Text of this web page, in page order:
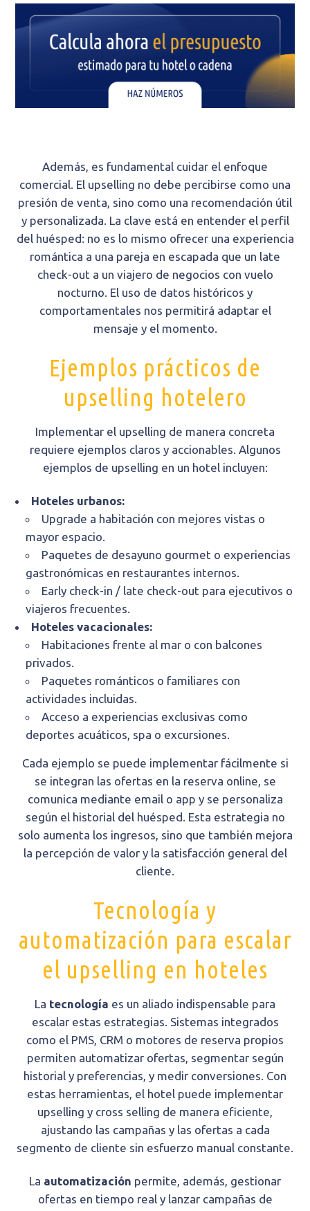
Además, es fundamental cuidar el enfoque
comercial. El upselling no debe percibirse como una
presión de venta, sino como una recomendación útil
y personalizada. La clave está en entender el perfil
del huésped: no es lo mismo ofrecer una experiencia
romántica a una pareja en escapada que un late
check-out a un viajero de negocios con vuelo
nocturno. El uso de datos históricos y
comportamentales nos permitirá adaptar el
mensaje y el momento.
Ejemplos prácticos de
upselling hotelero
Implementar el upselling de manera concreta
requiere ejemplos claros y accionables. Algunos
ejemplos de upselling en un hotel incluyen:
Hoteles urbanos:
Upgrade a habitación con mejores vistas o
mayor espacio.
Paquetes de desayuno gourmet o experiencias
gastronómicas en restaurantes internos.
Early check-in / late check-out para ejecutivos o
viajeros frecuentes.
Hoteles vacacionales:
Habitaciones frente al mar o con balcones
privados.
Paquetes románticos o familiares con
actividades incluidas.
Acceso a experiencias exclusivas como
deportes acuáticos, spa o excursiones.
Cada ejemplo se puede implementar fácilmente si
se integran las ofertas en la reserva online, se
comunica mediante email o app y se personaliza
según el historial del huésped. Esta estrategia no
solo aumenta los ingresos, sino que también mejora
la percepción de valor y la satisfacción general del
cliente.
Tecnología y
automatización para escalar
el upselling en hoteles
La tecnología es un aliado indispensable para
escalar estas estrategias. Sistemas integrados
como el PMS, CRM o motores de reserva propios
permiten automatizar ofertas, segmentar según
historial y preferencias, y medir conversiones. Con
estas herramientas, el hotel puede implementar
upselling y cross selling de manera eficiente,
ajustando las campañas y las ofertas a cada
segmento de cliente sin esfuerzo manual constante.
La automatización permite, además, gestionar
ofertas en tiempo real y lanzar campañas de